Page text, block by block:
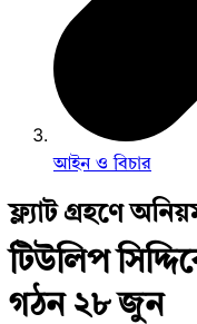
আইন ও বিচার
ফ্ল্যাট গ্রহণে
টিউলিপ
গঠন ২৮ জুন